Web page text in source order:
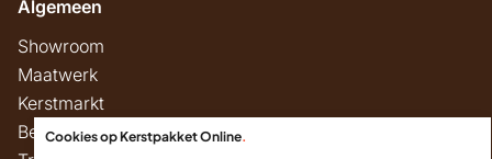
Algemeen
Showroom
Maatwerk
Kerstmarkt
Belastingregels
Cookies op Kerstpakket Online.